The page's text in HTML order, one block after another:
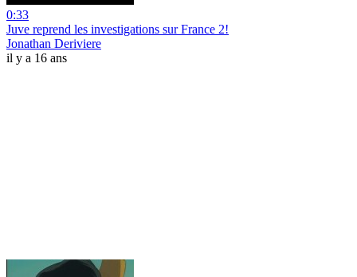
0:33
Juve reprend les investigations sur France 2!
Jonathan Deriviere
il y a 16 ans